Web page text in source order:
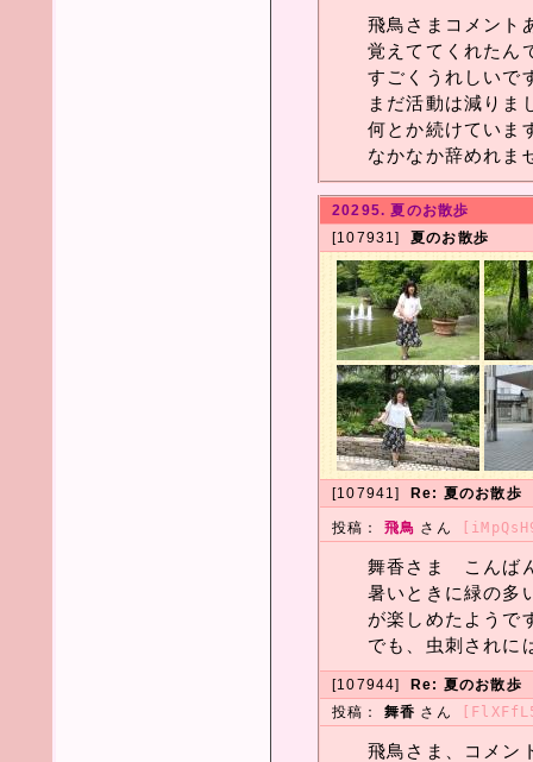
飛鳥さまコメント
覚えててくれたん
すごくうれしいで
まだ活動は減りま
何とか続けていま
なかなか辞めれま
20295. 夏のお散歩
[107931] 夏のお散歩
[107941] Re: 夏のお散歩
投稿： 飛鳥 さん
舞香さま こんば
暑いときに緑の多
が楽しめたようで
でも、虫刺されに
[107944]
Re: 夏のお散歩
投稿： 舞香 さん
飛鳥さま、コメン